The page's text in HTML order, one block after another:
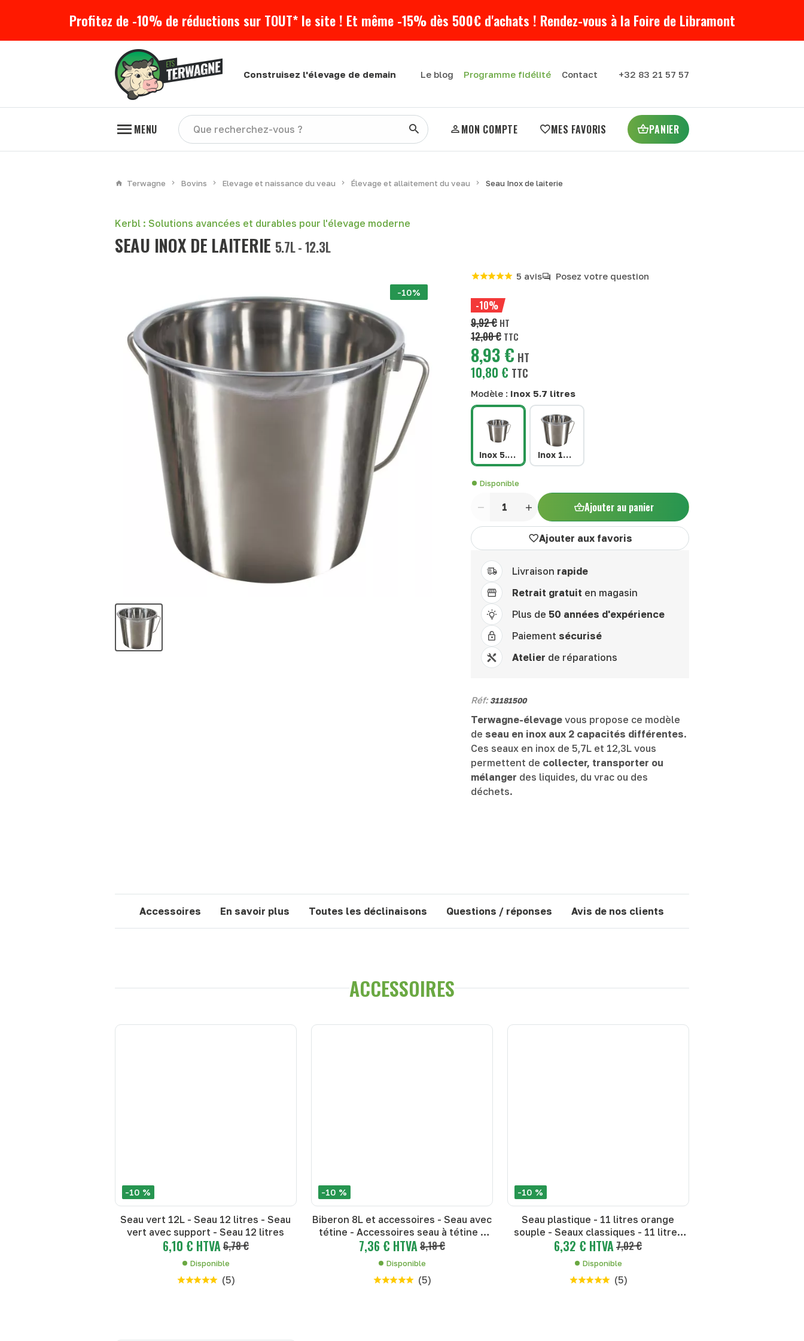
Profitez de -10% de réductions sur TOUT* le site ! Et même -15% dès 500€ d'achats ! Rendez-vous à la Foire de Libramont
Construisez l'élevage de demain Le blog Programme fidélité Contact +32 83 21 57 57
MENU MON COMPTE MES FAVORIS PANIER
Terwagne Bovins Elevage et naissance du veau Élevage et allaitement du veau Seau Inox de laiterie
Kerbl : Solutions avancées et durables pour l'élevage moderne
SEAU INOX DE LAITERIE 5.7L - 12.3L
5 avis
Posez votre question
-10%
-10%
9,92 € HT
12,00 € TTC
8,93 € HT
10,80 € TTC
Modèle : Inox 5.7 litres
Inox 5.7 litresInox 12.3 litres
Disponible
Quantité Ajouter au panier
Ajouter aux favoris
Livraison rapide
Retrait gratuit en magasin
Plus de 50 années d'expérience
Paiement sécurisé
Atelier de réparations
Réf: 31181500
Terwagne-élevage vous propose ce modèle
de seau en inox aux 2 capacités différentes.
Ces seaux en inox de 5,7L et 12,3L vous
permettent de collecter, transporter ou
mélanger des liquides, du vrac ou des
déchets.
Accessoires En savoir plus Toutes les déclinaisons Questions / réponses Avis de nos clients
ACCESSOIRES
-10 %
Seau vert 12L - Seau 12 litres - Seau
vert avec support - Seau 12 litres
6,10 € HTVA 6,78 €
Disponible
(5)
-10 %
Biberon 8L et accessoires - Seau avec
tétine - Accessoires seau à tétine -
Seau avec tétine
7,36 € HTVA 8,18 €
Disponible
(5)
-10 %
Seau plastique - 11 litres orange
souple - Seaux classiques - 11 litres
orange souple
6,32 € HTVA 7,02 €
Disponible
(5)